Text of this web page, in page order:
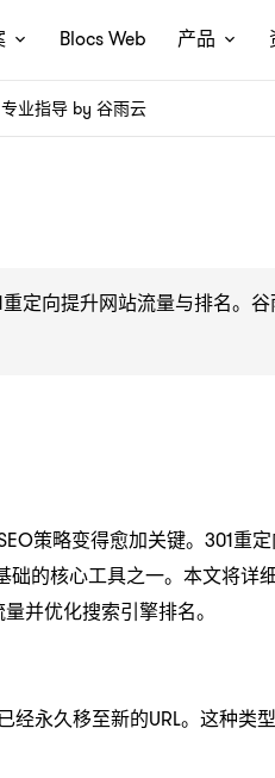
Blocs Web 产品
业指导 by 谷雨云
定向提升网站流量与排名。
策略变得愈加关键。301重
的核心工具之一。本文将详
并优化搜索引擎排名。
永久移至新的URL。这种类